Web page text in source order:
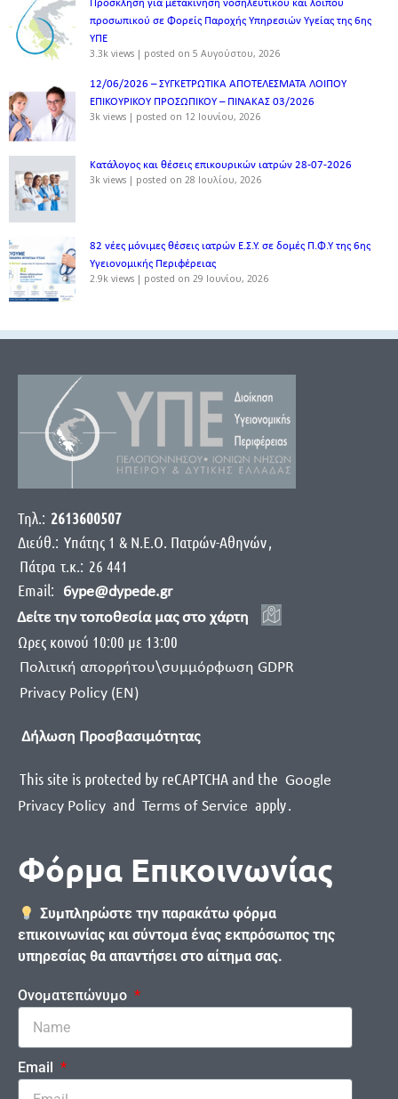
Πρόσκληση για μετακίνηση νοσηλευτικού και λοιπού
προσωπικού σε Φορείς Παροχής Υπηρεσιών Υγείας της 6ης
ΥΠΕ
3.3k views | posted on 5 Αυγούστου, 2026
12/06/2026 – ΣΥΓΚΕΤΡΩΤΙΚΑ ΑΠΟΤΕΛΕΣΜΑΤΑ ΛΟΙΠΟΥ
ΕΠΙΚΟΥΡΙΚΟΥ ΠΡΟΣΩΠΙΚΟΥ – ΠΙΝΑΚΑΣ 03/2026
3k views | posted on 12 Ιουνίου, 2026
Κατάλογος και θέσεις επικουρικών ιατρών 28-07-2026
3k views | posted on 28 Ιουλίου, 2026
82 νέες μόνιμες θέσεις ιατρών Ε.Σ.Υ. σε δομές Π.Φ.Υ της 6ης
Υγειονομικής Περιφέρειας
2.9k views | posted on 29 Ιουνίου, 2026
Τηλ.: 2613600507
Διεύθ.: Yπάτης 1 & Ν.Ε.Ο. Πατρών-Αθηνών,
Πάτρα τ.κ.: 26 441
Email:
6ype@dypede.gr
Δείτε την τοποθεσία μας στο χάρτη
Ωρες κοινού 10:00 με 13:00
Πολιτική απορρήτου\συμμόρφωση GDPR
Privacy Policy (EN)
Δήλωση Προσβασιμότητας
This site is protected by reCAPTCHA and the Google
Privacy Policy and Terms of Service apply.
Φόρμα Επικοινωνίας
Συμπληρώστε την παρακάτω φόρμα
επικοινωνίας και σύντομα ένας εκπρόσωπος της
υπηρεσίας θα απαντήσει στο αίτημα σας.
Ονοματεπώνυμο
Email